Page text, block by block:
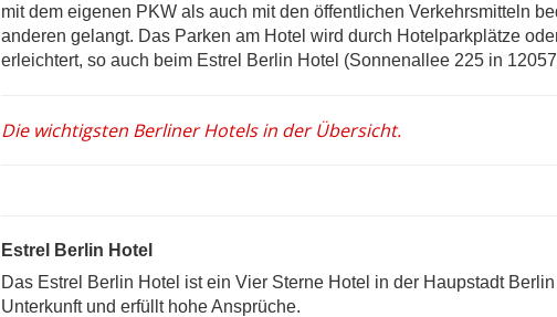
mit dem eigenen PKW als auch mit den öffentlichen Verkehrsmitteln
anderen gelangt. Das Parken am Hotel wird durch Hotelparkplätze
erleichtert, so auch beim Estrel Berlin Hotel (Sonnenallee 225 in
Die wichtigsten Berliner Hotels in der Übersicht.
Estrel Berlin Hotel
Das Estrel Berlin Hotel ist ein Vier Sterne Hotel in der Haupstadt
Unterkunft und erfüllt hohe Ansprüche.